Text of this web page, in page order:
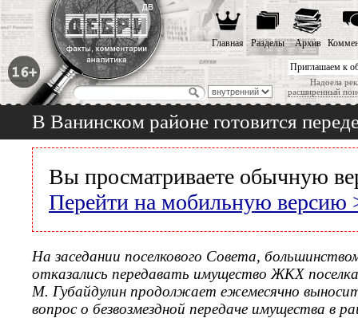
Приглашаем к
Надоела
расширенный
Главная Разделы Архив
В Ванинском районе готовится
Вы просматриваете обычную
Перейти на мобильную версию
На заседании поселкового Совета,
отказались передавать имущество ЖКХ
М. Губайдулин продолжает ежемесячно
вопрос о безвозмездной передаче имущества в